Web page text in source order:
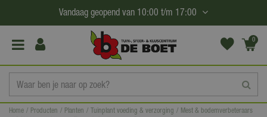
a
Home Producten Planten Tuinplant voeding & verzorging
Mest & bodemverbeteraars
Vandaag geopend van 10:00 t/m 17:00
0
(€0,